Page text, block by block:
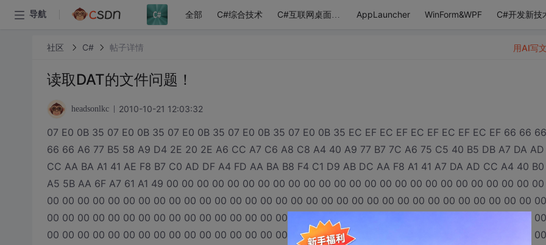
导航 全部 C#综合技术 C#互联网桌面应用 AppLauncher WinForm&WPF C#开发新技
社区 C# 帖子详情
读取DAT的文件问题！
headsonlkc 2010-10-21 12:03:32
07 E0 0B 35 07 E0 0B 35 07 E0 0B 35 07 E0 0B 35 07 E0 0B 35 EC EF EC EF EC EF EC EF EC EF 66 66 66
66 66 A6 77 B5 58 A9 D4 2E 20 2E A6 CC A7 C6 A8 C8 A4 40 A9 77 B7 7C A6 75 C5 40 B5 DB A7 DA AD
CC AA BA A1 41 AE F8 B7 C0 AD DF A4 FD AA BA B8 F4 C1 D9 AB DC AA F8 A1 41 A7 DA AD CC A4 40 B0
A5 5B AA 6F A7 61 A1 49 00 00 00 00 00 00 00 00 00 00 00 00 00 00 00 00 00 00 00 00 00 00 00 00
00 00 00 00 00 00 00 00 00 00 00 00 00 00 00 00 00 00 00 00 00 00 00 00 00 00 00 00 00 00 00 00 00
00 00 00 00 00 00 00 00 00 00 00 00 00 00 00 00 00 00 00 00 00 00 00 00 00 00 00 00 00 00 00 00 00
00 00 00 00 00 00 00 00 00 00 00 00 00 00 00 00 00 00 00 00 00 00 00 00 00 00 00 00 00 00 00 00 00
用AI写